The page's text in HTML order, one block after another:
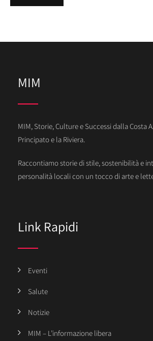
MIM
MIM, Storie, Culture e Successi dalla Costa
Principato e la Riviera.
Raccontiamo storie di stile, sostenibilità e
personalità locali con un tocco di arte e
Link Rapidi
Eventi
Salute
Notizie
MIM – L’informazione libera